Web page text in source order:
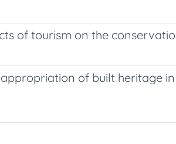
of tourism on the
of built heritage